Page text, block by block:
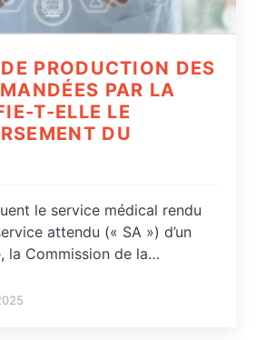
DE PRODUCTION DES
PAR LA
T-ELLE LE
DU
le service médical rendu
attendu (« SA ») d’un
la Commission de la…